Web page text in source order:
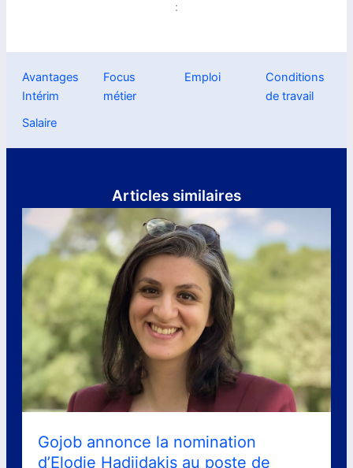
:
Avantages
Intérim
Focus
métier
Emploi
Conditions
de travail
Salaire
Articles similaires
Gojob annonce la nomination
d’Elodie Hadjidakis au poste de